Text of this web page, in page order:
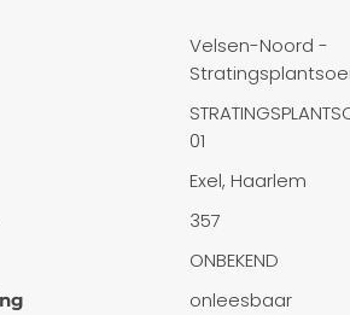
Velsen-Noord -
01
Exel, Haarlem
357
ONBEKEND
onleesbaar